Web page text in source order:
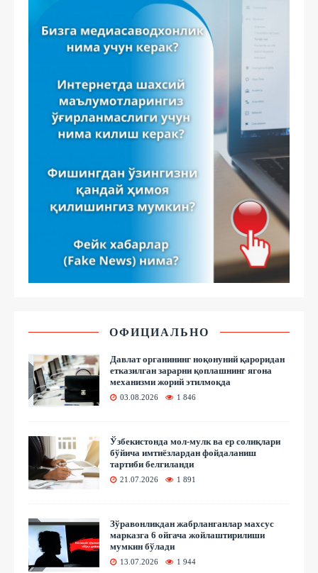
ОФИЦИАЛЬНО
Давлат органининг ноқонуний қароридан
етказилган зарарни қоплашнинг ягона
механизми жорий этилмоқда
03.08.2026 1 846
Ўзбекистонда мол-мулк ва ер солиқлари
бўйича имтиёзлардан фойдаланиш
тартиби белгиланди
21.07.2026 1 891
Зўравонликдан жабрланганлар махсус
марказга 6 ойгача жойлаштирилиши
мумкин бўлади
13.07.2026 1 944